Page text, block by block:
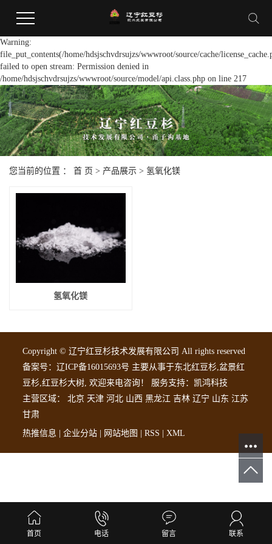
Warning:
file_put_contents(/home/hdsjschvdrsujzs/wwwroot/source/cache/
failed to open stream: Permission denied in
/home/hdsjschvdrsujzs/wwwroot/source/model/api.class.php on line 217
您当前的位置 ： 首 页 > 产品展示 > 氢氧化镁
氢氧化镁
Copyright © 辽宁红豆杉技术发展有限公司 All rights reserved
备案号：辽ICP备16015693号 主要从事于东北红豆杉 ,盆景红
豆杉 ,红豆杉大树 , 欢迎来电咨询！ 服务支持： 凯鸿科技
主营区域：北京 天津 河北 山西 黑龙江 吉林 辽宁 山东 江苏
甘肃
热推信息 |企业分站 | 网站地图 |RSS | XML
首页 电话 留言 联系